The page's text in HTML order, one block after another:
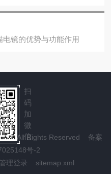
镜的优势与功能作用
司 All Rights Reserved 备案
号-2
管理登录 sitemap.xml
扫
码
加
微
信